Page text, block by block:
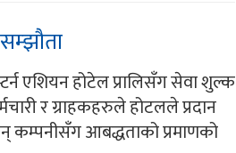
एशियन होटेल प्रालिसँग सेवा शुल्क
र ग्राहकहरुले होटलले प्रदान
कम्पनीसँग आबद्धताको प्रमाणको